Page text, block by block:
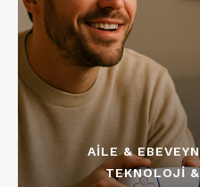
AILE &
TEKNOLOJI &